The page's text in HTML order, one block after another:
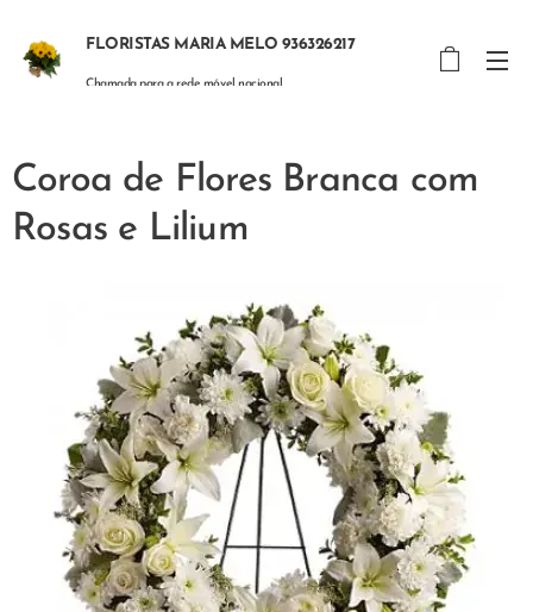
FLORISTAS MARIA MELO 936326217
Chamada para a rede móvel nacional
Coroa de Flores Branca com
Rosas e Lilium